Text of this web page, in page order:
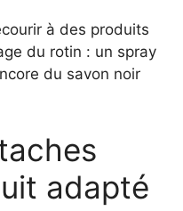
à des produits
du rotin : un spray
du savon noir
adapté